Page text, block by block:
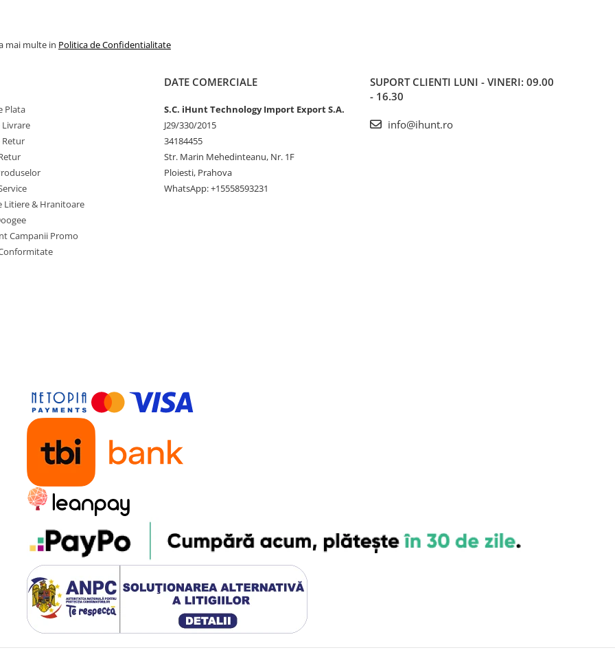
mai multe in Politica de Confidentialitate
Plata
Livrare
Retur
Litiere & Hranitoare
Campanii Promo
DATE COMERCIALE
S.C. iHunt Technology Import Export S.A.
J29/330/2015
34184455
Str. Marin Mehedinteanu, Nr. 1F
Ploiesti, Prahova
WhatsApp: +15558593231
SUPORT CLIENTI LUNI - VINERI: 09.00
- 16.30
info@ihunt.ro